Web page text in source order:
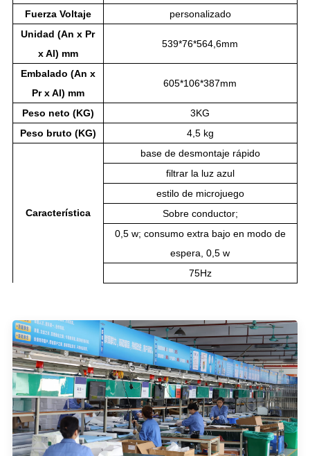
FuerzaVoltaje
personalizado
Unidad (An x Pr
x Al) mm
539*76*564,6mm
Embalado (An x
Pr x Al) mm
605*106*387mm
Peso neto (KG)
3KG
Peso bruto (KG)
4,5 kg
Característica
base de desmontaje rápido
filtrar la luz azul
estilo de microjuego
Sobre conductor;
0,5 w; consumo extra bajo en modo de
espera, 0,5 w
75Hz